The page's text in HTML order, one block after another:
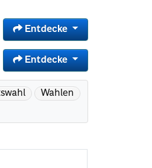
Entdecke
Entdecke
Wahlen